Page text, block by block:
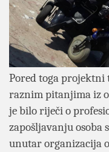
Pored toga projektni
raznim pitanjima iz
je bilo riječi o
zapošljavanju osoba
unutar organizacija